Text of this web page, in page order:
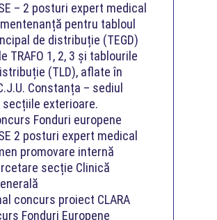
– 2 posturi expert medical
pentru tabloul
de distribuție (TEGD)
TRAFO 1, 2, 3 și tablourile
(TLD), aflate în
Constanța – sediul
exterioare.
Fonduri europene
2 posturi expert medical
promovare internă
secție Clinică
concurs proiect CLARA
Fonduri Europene